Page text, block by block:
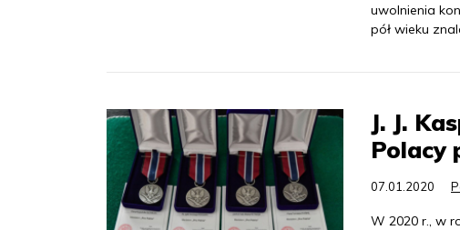
uwolnienia
pół wieku
J. J.
Polacy
07.01.2020
W 2020 r., w